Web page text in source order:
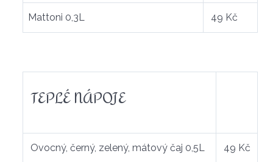
Mattoni 0,3L 49 Kč
TEPLÉ NÁPOJE
Ovocný, černý, zelený, mátový čaj 0,5L 49 Kč